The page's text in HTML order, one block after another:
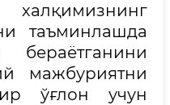
халқимизнинг
таъминлашда
мажбуриятни
ўғлон учун